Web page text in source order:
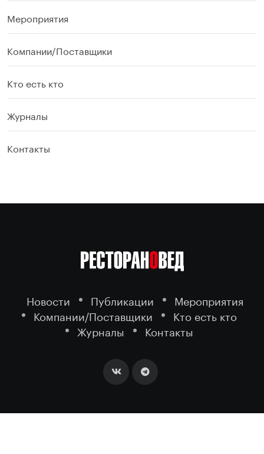
Мероприятия
Компании/Поставщики
Кто есть кто
Журналы
Контакты
Новости Публикации
Мероприятия
Компании/Поставщики
Кто есть кто
Журналы
Контакты